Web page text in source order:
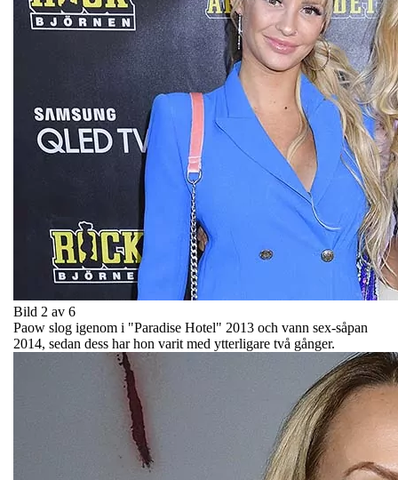
Bild 2 av 6
Paow slog igenom i "Paradise Hotel" 2013 och vann sex-såpan
2014, sedan dess har hon varit med ytterligare två gånger.